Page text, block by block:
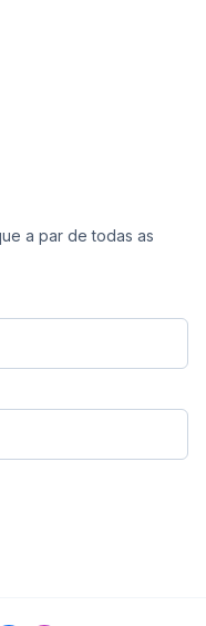
a par de todas as